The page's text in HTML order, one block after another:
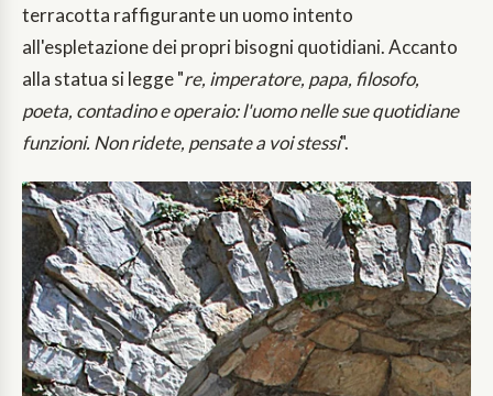
terracotta raffigurante un uomo intento
all'espletazione dei propri bisogni quotidiani. Accanto
alla statua si legge "re, imperatore, papa, filosofo,
poeta, contadino e operaio: l'uomo nelle sue quotidiane
funzioni. Non ridete, pensate a voi stessi".